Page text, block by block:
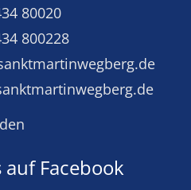
80020
800228
auf Facebook